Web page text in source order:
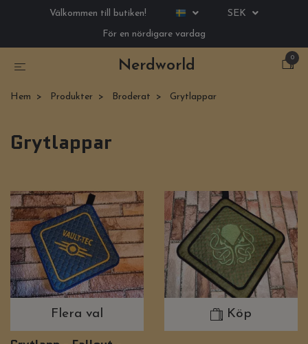
Välkommen till butiken!
SEK
För en nördigare vardag
Nerdworld
0
Hem Produkter Broderat Grytlappar
Grytlappar
Flera val Köp